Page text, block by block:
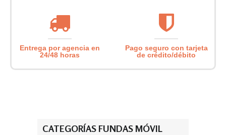
Entrega por agencia en
24/48 horas
Pago seguro con tarjeta
de crédito/débito
CATEGORÍAS FUNDAS MÓVIL